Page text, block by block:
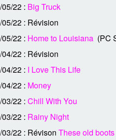
05/22 : Big Truck
05/22 : Révision
22 : Home to Louisiana (PC
22 : Révision
04/22 : I Love This Life
22 : Money
22 : Chill With You
03/22 : Rainy Night
03/22 : Révison These old boots